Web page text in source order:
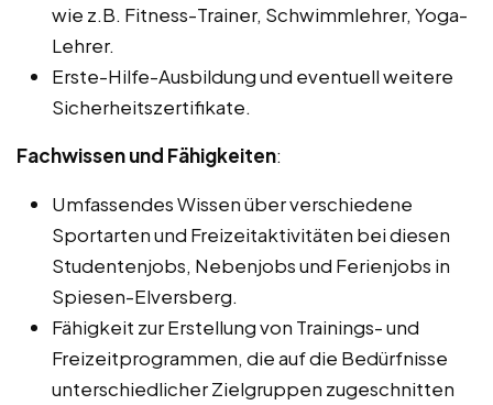
wie z.B. Fitness-Trainer, Schwimmlehrer, Yoga-
Lehrer.
Erste-Hilfe-Ausbildung und eventuell weitere
Sicherheitszertifikate.
Fachwissen und Fähigkeiten:
Umfassendes Wissen über verschiedene
Sportarten und Freizeitaktivitäten bei diesen
Studentenjobs, Nebenjobs und Ferienjobs in
Spiesen-Elversberg.
Fähigkeit zur Erstellung von Trainings- und
Freizeitprogrammen, die auf die Bedürfnisse
unterschiedlicher Zielgruppen zugeschnitten